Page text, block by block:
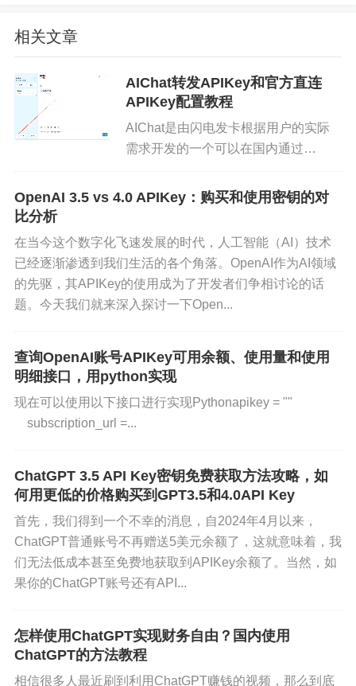
告等，根据你提供的关键词和主题，自动生成相应
的文章段落和内容，大大提高了写作的效率和质
量。
创意生成：ChatGPT 可以帮助你在创作中提供灵感
和创意，你只需提供主题或者想法，它可以为你生
成一些新颖有趣的想法，启发你的创造力和想象
代码生成：ChatGPT 可以帮助你生成代码，例如可
以根据你提供的任务和要求，自动生成相应的代
码，提高了代码编写的效率和质量。
语言翻译：ChatGPT 可以帮助你进行语言翻译，将
等。
智能问答：ChatGPT 可以回答你的各种问题，无论
是关于学习、工作、生活、娱乐等方面的问题，你
量数据提供回答。
自然语言生成：如果你需要写作业或者写文章，Ch
atGPT 可以帮助你生成文章或者段落，你可以提供
关键词或者主题，ChatGPT 会自动为你生成相应的
内容。
知识的补充，ChatGPT 可以提供相关的知识和帮
助，例如数学公式、历史事件等等。
相关文章
AIChat转发APIKey和官方直连
APIKey配置教程
AIChat是由闪电发卡根据用户的实际
需求开发的一个可以在国内通过
件，该软件功能强大，使用方便，集成
OpenAI 3.5 vs 4.0 APIKey：购买和使用密钥的对
比分析
在当今这个数字化飞速发展的时代，人工智能（AI）技术
已经逐渐渗透到我们生活的各个角落。OpenAI作为AI领域
的先驱，其APIKey的使用成为了开发者们争相讨论的话
题。今天我们就来深入探讨一下Open...
查询OpenAI账号APIKey可用余额、使用量和使用
明细接口，用python实现
现在可以使用以下接口进行实现Pythonapikey = ""
subscription_url =...
ChatGPT 3.5 API Key密钥免费获取方法攻略，如
何用更低的价格购买到GPT3.5和4.0API Key
首先，我们得到一个不幸的消息，自2024年4月以来，
ChatGPT普通账号不再赠送5美元余额了，这就意味着，我
们无法低成本甚至免费地获取到APIKey余额了。当然，如
果你的ChatGPT账号还有API...
怎样使用ChatGPT实现财务自由？国内使用
ChatGPT的方法教程
相信很多人最近刷到利用ChatGPT赚钱的视频，那么到底